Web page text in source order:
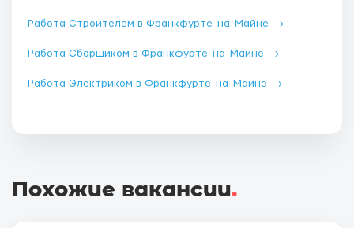
Работа Строителем в Франкфурте-на-Майне →
Работа Сборщиком в Франкфурте-на-Майне →
Работа Электриком в Франкфурте-на-Майне →
Похожие вакансии.